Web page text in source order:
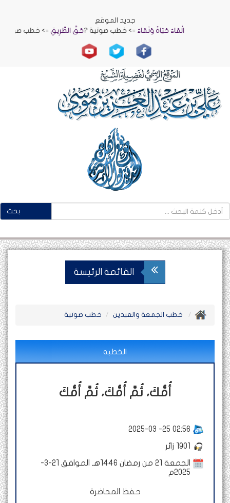
جديد الموقع
حَقُّ الطَّرِيقِ=> خطب صوتية ? الْمَاءُ حَيَاةٌ وَنَمَاءٌ=> خطب صوتية ?
بحث
القائمة الرئيسة
خطب الجمعة والعيدين خطب صوتية
الخطبه
أُمُّكَ، ثُمَّ أُمُّكَ، ثُمَّ أُمُّكَ
2025-03 -25 02:56
1901 زائر
الجمعة 21 من رمضان 1446هـ الموافق 21-3-
2025م
حفظ المحاضرة